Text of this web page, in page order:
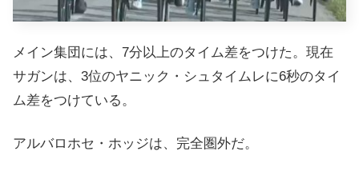
メイン集団には、7分以上のタイム差をつけた。現在
サガンは、3位のヤニック・シュタイムレに6秒のタイ
ム差をつけている。
アルバロホセ・ホッジは、完全圏外だ。